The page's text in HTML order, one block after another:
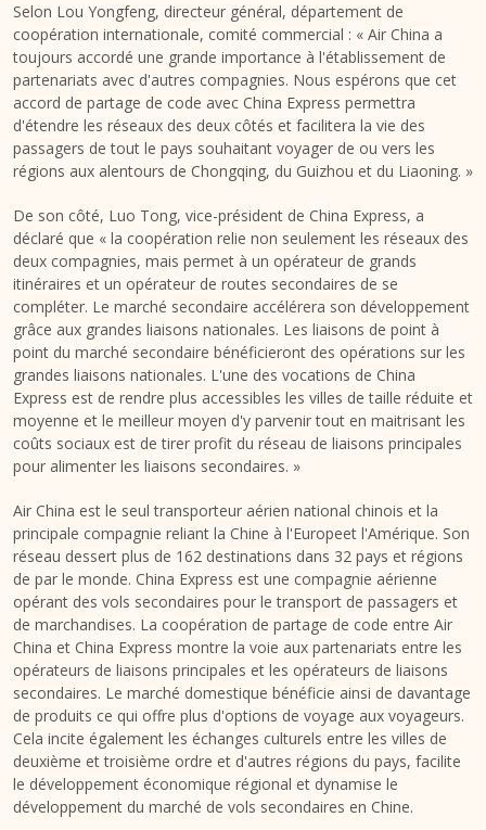
Selon Lou Yongfeng, directeur général, département de
coopération internationale, comité commercial : « Air China a
toujours accordé une grande importance à l'établissement de
partenariats avec d'autres compagnies. Nous espérons que cet
accord de partage de code avec China Express permettra
d'étendre les réseaux des deux côtés et facilitera la vie des
passagers de tout le pays souhaitant voyager de ou vers les
régions aux alentours de Chongqing, du Guizhou et du Liaoning. »
De son côté, Luo Tong, vice-président de China Express, a
déclaré que « la coopération relie non seulement les réseaux des
deux compagnies, mais permet à un opérateur de grands
itinéraires et un opérateur de routes secondaires de se
compléter. Le marché secondaire accélérera son développement
grâce aux grandes liaisons nationales. Les liaisons de point à
point du marché secondaire bénéficieront des opérations sur les
grandes liaisons nationales. L'une des vocations de China
Express est de rendre plus accessibles les villes de taille réduite et
moyenne et le meilleur moyen d'y parvenir tout en maitrisant les
coûts sociaux est de tirer profit du réseau de liaisons principales
pour alimenter les liaisons secondaires. »
Air China est le seul transporteur aérien national chinois et la
principale compagnie reliant la Chine à l'Europeet l'Amérique. Son
réseau dessert plus de 162 destinations dans 32 pays et régions
de par le monde. China Express est une compagnie aérienne
opérant des vols secondaires pour le transport de passagers et
de marchandises. La coopération de partage de code entre Air
China et China Express montre la voie aux partenariats entre les
opérateurs de liaisons principales et les opérateurs de liaisons
secondaires. Le marché domestique bénéficie ainsi de davantage
de produits ce qui offre plus d'options de voyage aux voyageurs.
Cela incite également les échanges culturels entre les villes de
deuxième et troisième ordre et d'autres régions du pays, facilite
le développement économique régional et dynamise le
développement du marché de vols secondaires en Chine.